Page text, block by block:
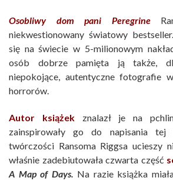
Osobliwy dom pani Peregrine
niekwestionowany światowy
się na świecie w 5-milionowym
osób dobrze pamięta ją także,
niepokojące, autentyczne fotografie
horrorów.
Autor książekznalazł je na
zainspirowały go do napisania tej
twórczości Ransoma Riggsa ucieszy
właśnie zadebiutowała czwarta część
A Map of Days. Na razie książka